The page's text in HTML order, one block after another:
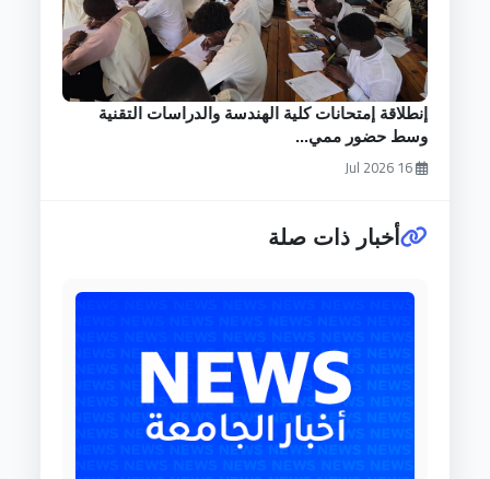
إنطلاقة إمتحانات كلية الهندسة والدراسات التقنية
وسط حضور ممي...
16 Jul 2026
أخبار ذات صلة